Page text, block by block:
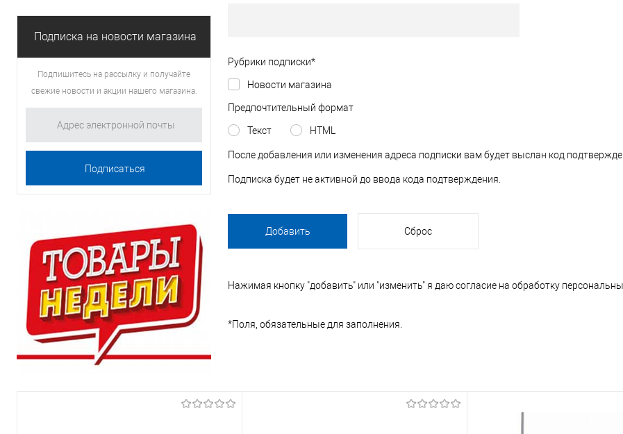
Подписка на новости магазина
Подпишитесь на рассылку и получайте
свежие новости и акции нашего магазина.
Рубрики подписки*
Новости магазина
Предпочтительный формат
Текст HTML
После добавления или изменения адреса подписки вам будет выслан код
Подписка будет не активной до ввода кода подтверждения.
Нажимая кнопку "добавить" или "изменить" я даю согласие на обработку
*Поля, обязательные для заполнения.